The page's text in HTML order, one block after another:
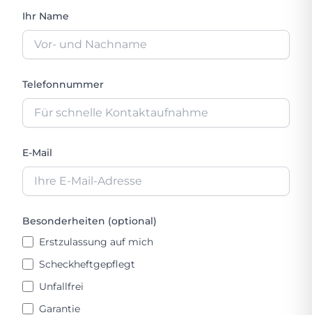
Ihr Name
Telefonnummer
E-Mail
Besonderheiten (optional)
Erstzulassung auf mich
Scheckheftgepflegt
Unfallfrei
Garantie